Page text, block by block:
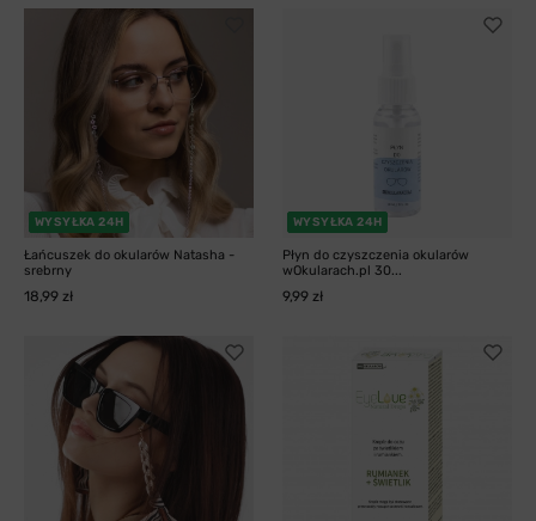
WYSYŁKA 24H
Łańcuszek do okularów Natasha -
srebrny
18,99 zł
WYSYŁKA 24H
Płyn do czyszczenia okularów
wOkularach.pl 30...
9,99 zł